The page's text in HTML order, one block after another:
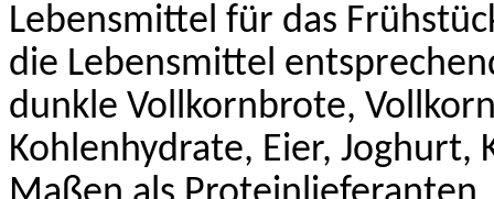
Lebensmittel für das
die Lebensmittel
dunkle Vollkornbrote,
Kohlenhydrate, Eier, Joghurt,